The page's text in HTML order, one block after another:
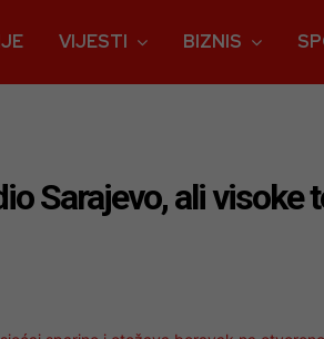
VIJESTI BIZNIS
Sarajevo, ali